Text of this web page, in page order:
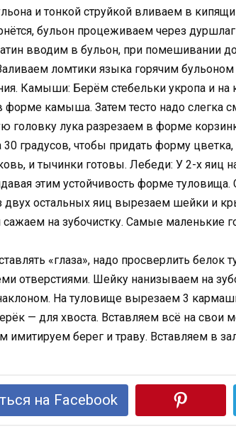
и тонкой струйкой вливаем в
бульон процеживаем через
вводим в бульон, при помешивании
ломтики языка горячим бульоном
Камыши: Берём стебельки укропа и на
форме камыша. Затем тесто надо слегка
головку лука разрезаем в форме
градусов, чтобы придать форму
и тычинки готовы. Лебеди: У 2-х яиц
этим устойчивость форме
двух остальных яиц вырезаем шейки и
на зубочистку. Самые маленькие
«глаза», надо просверлить белок
отверстиями. Шейку нанизываем на
На туловище вырезаем 3
— для хвоста. Вставляем всё на свои
имитируем берег и траву. Вставляем в
на Facebook